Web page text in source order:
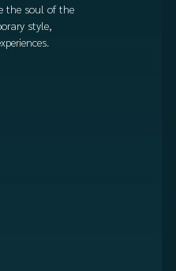
the soul of the
style,